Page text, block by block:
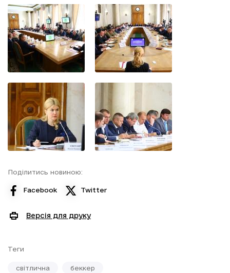
Поділитись новиною:
Facebook Twitter
Версія для друку
Теги
світлична беккер